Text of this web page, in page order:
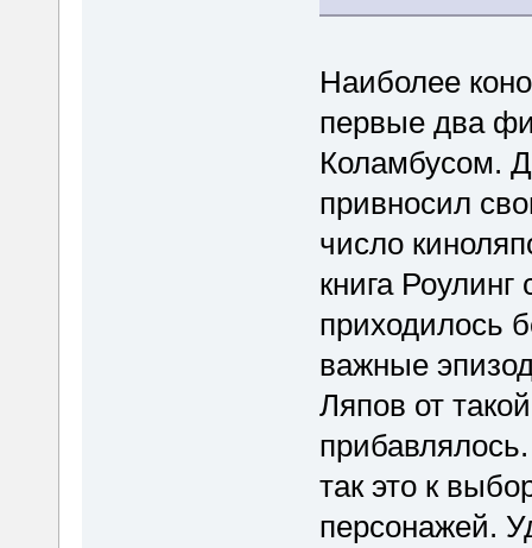
Наиболее
первые два
Коламбусом.
привносил
число
книга
приходилось
важные
Ляпов от
так это к
персонажей.